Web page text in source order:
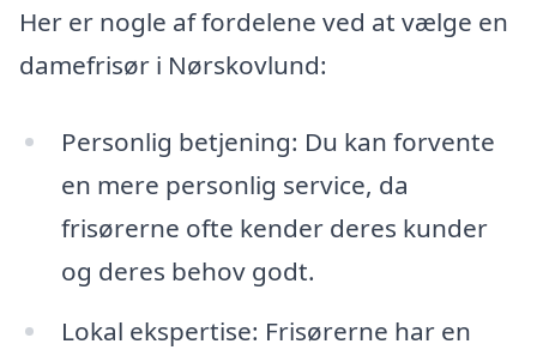
Her er nogle af fordelene ved at vælge en
damefrisør i Nørskovlund:
Personlig betjening: Du kan forvente
en mere personlig service, da
frisørerne ofte kender deres kunder
og deres behov godt.
Lokal ekspertise: Frisørerne har en